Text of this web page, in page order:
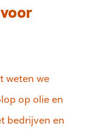
weten we
op olie en
bedrijven en